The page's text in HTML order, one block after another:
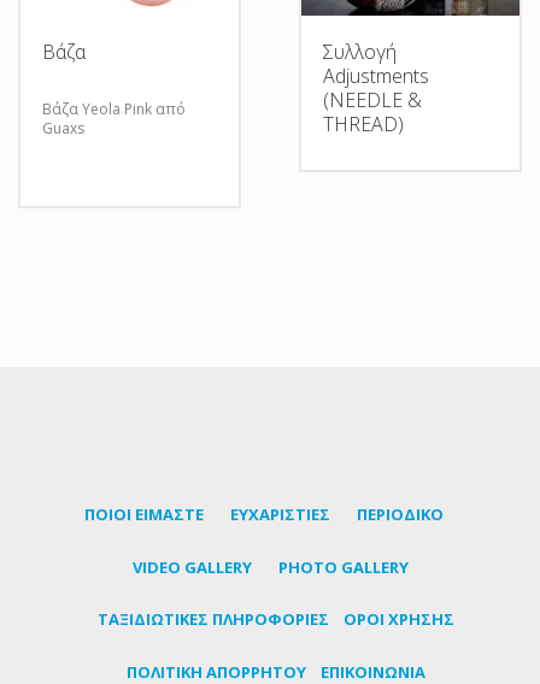
Βάζα
Βάζα Yeola Pink από
Guaxs
Συλλογή
Adjustments
(NEEDLE &
THREAD)
ΠΟΙΟΙ ΕΙΜΑΣΤΕ ΕΥΧΑΡΙΣΤΙΕΣ ΠΕΡΙΟΔΙΚΟ
VIDEO GALLERY PHOTO GALLERY
TΑΞΙΔΙΩΤΙΚΕΣ ΠΛΗΡΟΦΟΡΙΕΣ ΟΡΟΙ ΧΡΗΣΗΣ
ΠΟΛΙΤΙΚΗ ΑΠΟΡΡΗΤΟΥ ΕΠΙΚΟΙΝΩΝΙΑ